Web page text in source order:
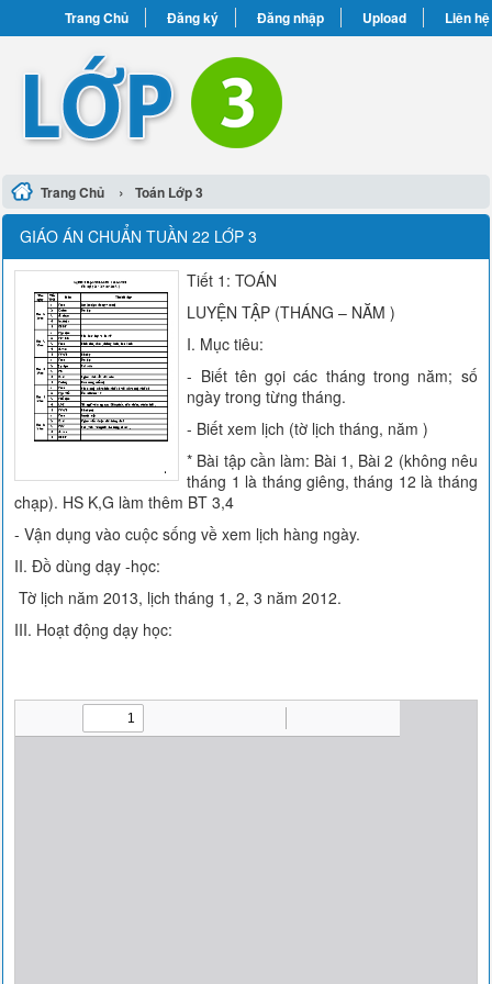
Trang Chủ Đăng ký Đăng nhập Upload Liên hệ
Trang Chủ › Toán Lớp 3
GIÁO ÁN CHUẨN TUẦN 22 LỚP 3
Tiết 1: TOÁN
LUYỆN TẬP (THÁNG – NĂM )
I. Mục tiêu:
- Biết tên gọi các tháng trong năm; số
ngày trong từng tháng.
- Biết xem lịch (tờ lịch tháng, năm )
* Bài tập cần làm: Bài 1, Bài 2 (không nêu
tháng 1 là tháng giêng, tháng 12 là tháng
chạp). HS K,G làm thêm BT 3,4
- Vận dụng vào cuộc sống về xem lịch hàng ngày.
II. Đồ dùng dạy -học:
Tờ lịch năm 2013, lịch tháng 1, 2, 3 năm 2012.
III. Hoạt động dạy học: